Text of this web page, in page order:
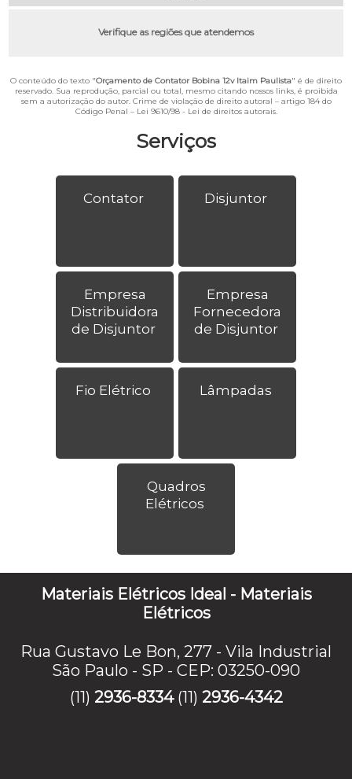
Serviços
Contator Disjuntor
Empresa
Distribuidora
de Disjuntor
Empresa
Fornecedora
de Disjuntor
Fio Elétrico Lâmpadas
Quadros
Elétricos
Verifique as regiões que atendemos
O conteúdo do texto "Orçamento de Contator Bobina 12v Itaim Paulista" é de direito
reservado. Sua reprodução, parcial ou total, mesmo citando nossos links, é proibida
sem a autorização do autor. Crime de violação de direito autoral – artigo 184 do
Código Penal – Lei 9610/98 - Lei de direitos autorais.
Materiais Elétricos Ideal - Materiais
Elétricos
Rua Gustavo Le Bon, 277 - Vila Industrial
São Paulo - SP - CEP: 03250-090
(11) 2936-8334 (11) 2936-4342